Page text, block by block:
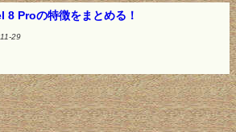
8 Proの特徴をまとめる！
29